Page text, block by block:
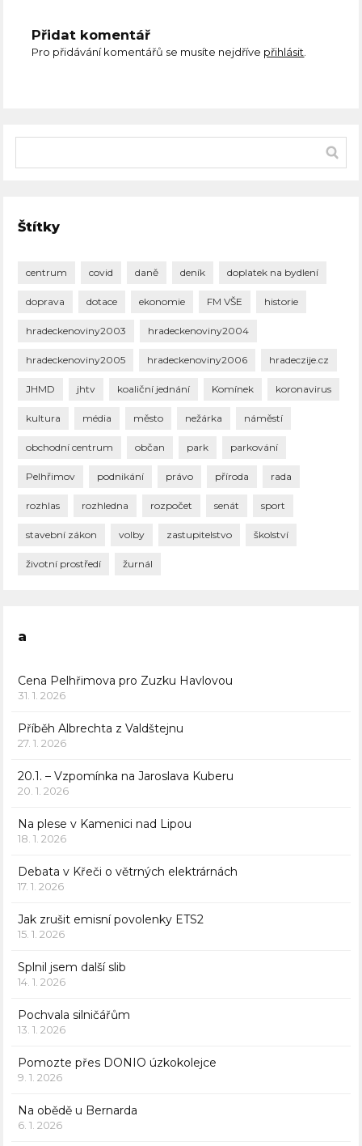
Přidat komentář
Pro přidávání komentářů se musíte nejdříve přihlásit
Štítky
centrum covid daně deník doplatek na bydlení
doprava dotace ekonomie FM VŠE historie
hradeckenoviny2003 hradeckenoviny2004
hradeckenoviny2005 hradeckenoviny2006 hradeczije.cz
JHMD jhtv koaliční jednání Komínek koronavirus
kultura média město nežárka náměstí
obchodní centrum občan park parkování
Pelhřimov podnikání právo příroda rada
rozhlas rozhledna rozpočet senát sport
stavební zákon volby zastupitelstvo školství
životní prostředí žurnál
a
Cena Pelhřimova pro Zuzku Havlovou
31. 1. 2026
Příběh Albrechta z Valdštejnu
27. 1. 2026
20.1. – Vzpomínka na Jaroslava Kuberu
20. 1. 2026
Na plese v Kamenici nad Lipou
18. 1. 2026
Debata v Křeči o větrných elektrárnách
17. 1. 2026
Jak zrušit emisní povolenky ETS2
15. 1. 2026
Splnil jsem další slib
14. 1. 2026
Pochvala silničářům
13. 1. 2026
Pomozte přes DONIO úzkokolejce
9. 1. 2026
Na obědě u Bernarda
6. 1. 2026